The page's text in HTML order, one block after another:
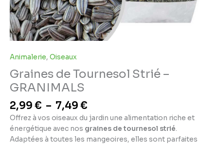
Animalerie, Oiseaux
Graines de Tournesol Strié –
GRANIMALS
2,99€ – 7,49€
Offrez à vos oiseaux du jardin une alimentation riche et
énergétique avec nos graines de tournesol strié.
Adaptées à toutes les mangeoires, elles sont parfaites